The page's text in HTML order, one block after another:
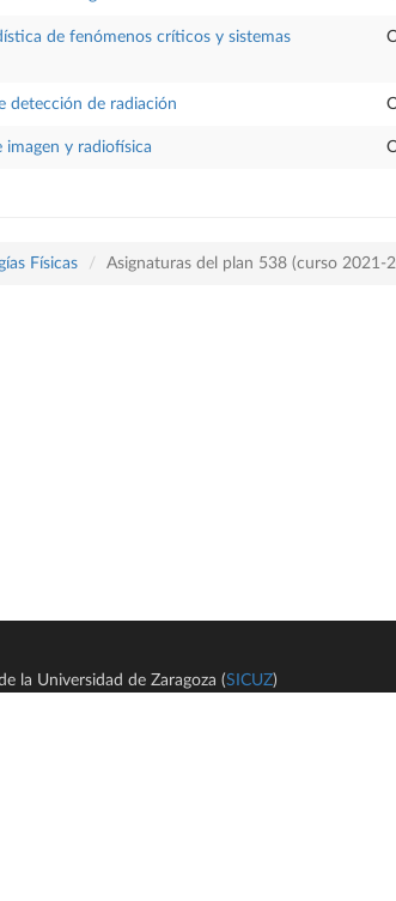
de fenómenos críticos y sistemas
detección de radiación
imagen y radiofísica
Físicas Asignaturas del plan 538 (curso 2021-
la Universidad de Zaragoza (SICUZ)